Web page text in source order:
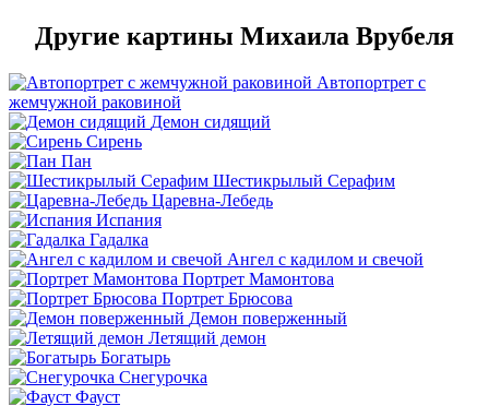
Другие картины Михаила Врубеля
Автопортрет с
жемчужной раковиной
Демон сидящий
Сирень
Пан
Шестикрылый Серафим
Царевна-Лебедь
Испания
Гадалка
Ангел с кадилом и свечой
Портрет Мамонтова
Портрет Брюсова
Демон поверженный
Летящий демон
Богатырь
Снегурочка
Фауст